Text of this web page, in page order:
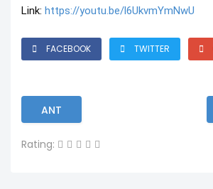
Link: https://youtu.be/l6UkvmYmNwU
FACEBOOK TWITTER
ANT
Rating: